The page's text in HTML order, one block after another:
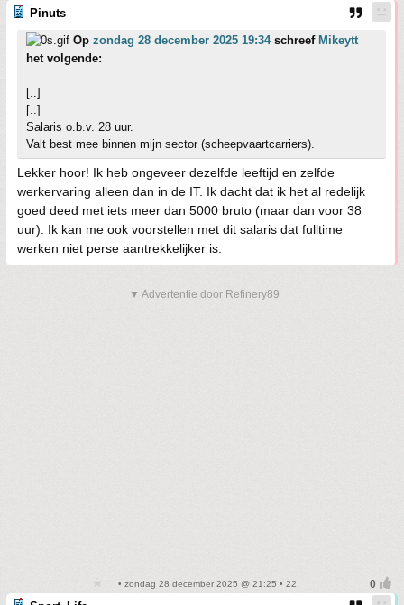
Pinuts
Op zondag 28 december 2025 19:34schreef Mikeytt
het volgende:
[..]
[..]
Salaris o.b.v. 28 uur.
Valt best mee binnen mijn sector (scheepvaartcarriers).
Lekker hoor! Ik heb ongeveer dezelfde leeftijd en zelfde
werkervaring alleen dan in de IT. Ik dacht dat ik het al redelijk
goed deed met iets meer dan 5000 bruto (maar dan voor 38
uur). Ik kan me ook voorstellen met dit salaris dat fulltime
werken niet perse aantrekkelijker is.
▼ Advertentie door Refinery89
• zondag 28 december 2025 @ 21:25 • 22